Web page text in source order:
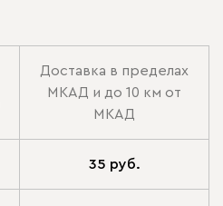
Доставка в пределах
МКАД и до 10 км от
МКАД
35 руб.